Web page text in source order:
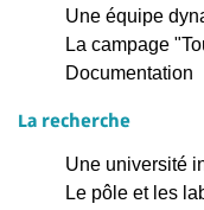
Une équipe
La campage
Documentation
La recherche
Une université
Le pôle et les